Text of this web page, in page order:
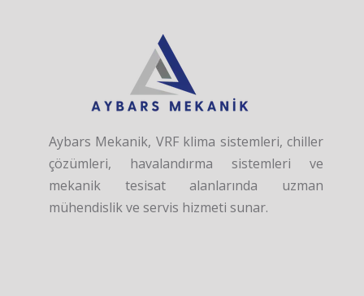
Aybars Mekanik, VRF klima sistemleri, chiller
çözümleri, havalandırma sistemleri ve
mekanik tesisat alanlarında uzman
mühendislik ve servis hizmeti sunar.